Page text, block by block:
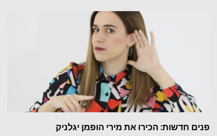
פנים חדשות: הכירו את מירי הופמן יגלניק